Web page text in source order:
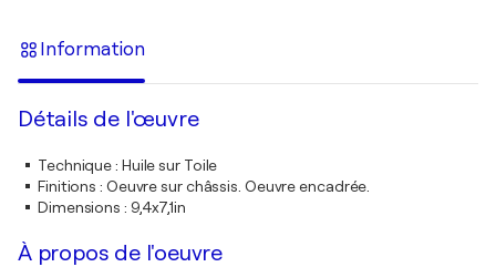
Information
Détails de l'œuvre
Technique: Huile sur Toile
Finitions : Oeuvre sur châssis. Oeuvre encadrée.
Dimensions : 9,4x7,1in
À propos de l'oeuvre